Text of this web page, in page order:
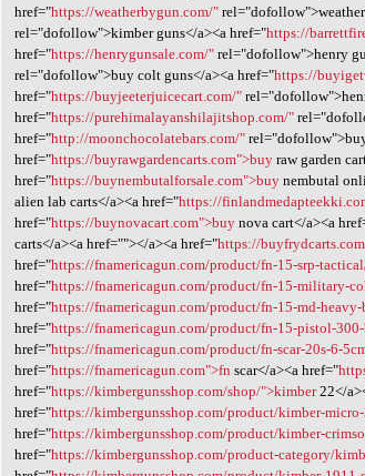
href="https://weatherbygun.com/"
rel="dofollow">kimber guns</a><a href="https://
href="https://henrygunsale.com/" rel="dofollow">henry
rel="dofollow">buy colt guns</a><a href="https://
href="https://buyjeeterjuicecart.com/"
href="https://purehimalayanshilajitshop.com/"
href="http://moonchocolatebars.com/"
href="https://buyrawgardencarts.com">buy raw garden
href="https://buynembutalforsale.com">buy nembutal
alien lab carts</a><a href="https://
href="https://buynovacart.com">buy nova cart</a><a
carts</a><a href=""></a><a href="https://
href="https://fnamericagun.com/product/fn-15-srp-
href="https://fnamericagun.com/product/fn-15-military-
href="https://fnamericagun.com/product/fn-15-md-
href="https://fnamericagun.com/product/fn-15-pistol-
href="https://fnamericagun.com/product/fn-scar-20s-6-
href="https://fnamericagun.com">fn scar</a><a href="
href="https://kimbergunsshop.com/shop/">kimber22</
href="https://kimbergunsshop.com/product/kimber-
href="https://kimbergunsshop.com/product/kimber-
href="https://kimbergunsshop.com/product-category/